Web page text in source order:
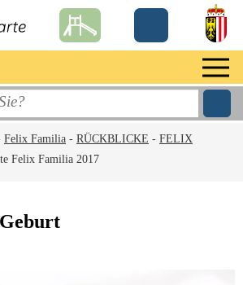
Felix Familia - RÜCKBLICKE - FELIX
Felix Familia 2017